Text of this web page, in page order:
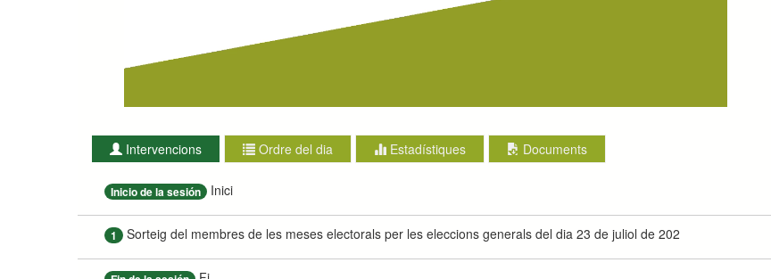
Intervencions Ordre del dia Estadístiques Documents
Inicio de la sesión Inici
1 Sorteig del membres de les meses electorals per les eleccions generals del dia 23 de juliol de 202